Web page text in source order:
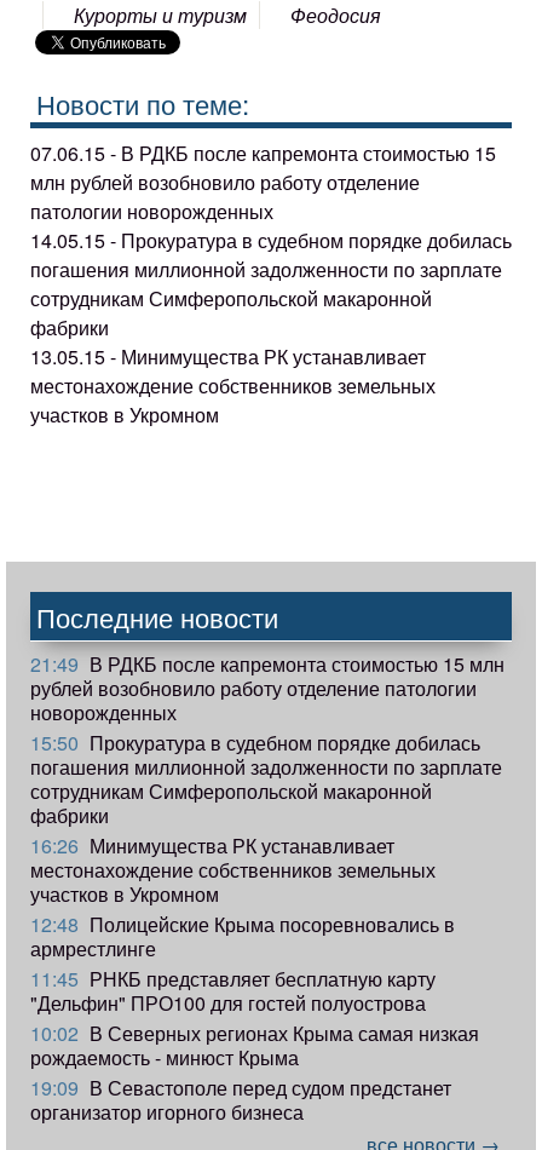
Курорты и туризм Феодосия
Новости по теме:
07.06.15 - В РДКБ после капремонта стоимостью 15
млн рублей возобновило работу отделение
патологии новорожденных
14.05.15 - Прокуратура в судебном порядке добилась
погашения миллионной задолженности по зарплате
сотрудникам Симферопольской макаронной
фабрики
13.05.15 - Минимущества РК устанавливает
местонахождение собственников земельных
участков в Укромном
Последние новости
21:49 В РДКБ после капремонта стоимостью 15 млн
рублей возобновило работу отделение патологии
новорожденных
15:50 Прокуратура в судебном порядке добилась
погашения миллионной задолженности по зарплате
сотрудникам Симферопольской макаронной
фабрики
16:26 Минимущества РК устанавливает
местонахождение собственников земельных
участков в Укромном
12:48 Полицейские Крыма посоревновались в
армрестлинге
11:45 РНКБ представляет бесплатную карту
"Дельфин" ПРО100 для гостей полуострова
10:02 В Северных регионах Крыма самая низкая
рождаемость - минюст Крыма
19:09 В Севастополе перед судом предстанет
организатор игорного бизнеса